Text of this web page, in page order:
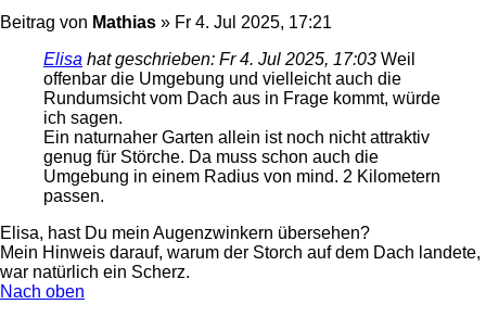
Beitrag von Mathias » Fr 4. Jul 2025, 17:21
Elisa hat geschrieben: Fr 4. Jul 2025, 17:03 Weil
offenbar die Umgebung und vielleicht auch die
Rundumsicht vom Dach aus in Frage kommt, würde
ich sagen.
Ein naturnaher Garten allein ist noch nicht attraktiv
genug für Störche. Da muss schon auch die
Umgebung in einem Radius von mind. 2 Kilometern
passen.
Elisa, hast Du mein Augenzwinkern übersehen?
Mein Hinweis darauf, warum der Storch auf dem Dach landete,
war natürlich ein Scherz.
Nach oben